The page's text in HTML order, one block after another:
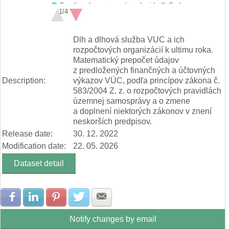
Trenčiansky samosprávny kraj (mill. Eur)
Nitriansky samosprávny kraj (mill. Eur)
Banskobystrický samosprávny kraj (mill. Eur)
Prešovský samosprávny kraj (mill. Eur)
Košický samosprávny kraj (mill. Eur)
1/4
Description:
Dlh a dlhová služba VUC a ich
rozpočtových organizácií k ultimu roka.
Matematický prepočet údajov
z predložených finančných a účtovných
výkazov VÚC, podľa princípov zákona č.
583/2004 Z. z. o rozpočtových pravidlách
územnej samosprávy a o zmene
a doplnení niektorých zákonov v znení
neskorších predpisov.
Release date:
30. 12. 2022
Modification date:
22. 05. 2026
Dataset detail
Share with Facebook
Share with LinkedIn
Share with Pinterest
Share with Twitter
Notify changes by email